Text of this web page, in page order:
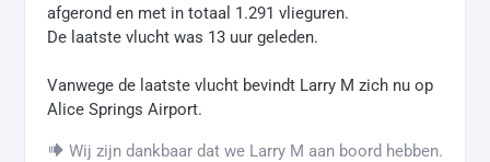
afgerond en met in totaal 1.291 vlieguren.
De laatste vlucht was 13 uur geleden.
Vanwege de laatste vlucht bevindt Larry M zich nu op
Alice Springs Airport.
Wij zijn dankbaar dat we Larry M aan boord hebben.